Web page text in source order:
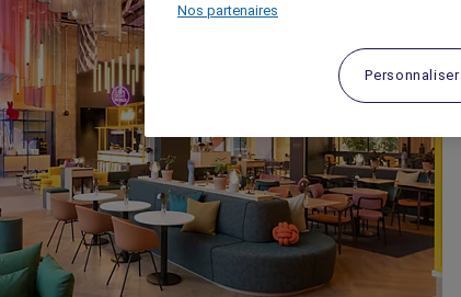
Nos partenaires
Personnaliser